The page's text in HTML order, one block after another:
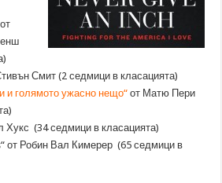
Смит (2 седмици в класацията)
и голямото ужасно нещо“ от Матю Пери
Хукс (34 седмици в класацията)
от Робин Вал Кимерер (65 седмици в